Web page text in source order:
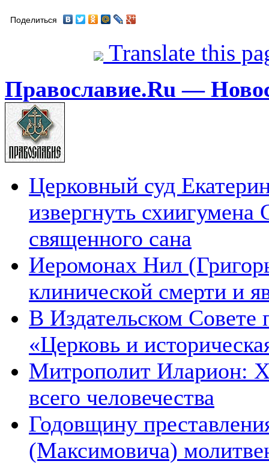
Поделиться
Translate this
Православие.Ru —
Церковный суд
извергнуть схиигумена
священного сана
Иеромонах Нил
клинической смерти и
В Издательском Совете
«Церковь и
Митрополит Иларион:
всего человечества
Годовщину
(Максимовича)